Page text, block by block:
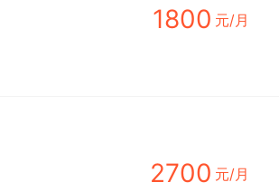
1800 元/月
2700 元/月